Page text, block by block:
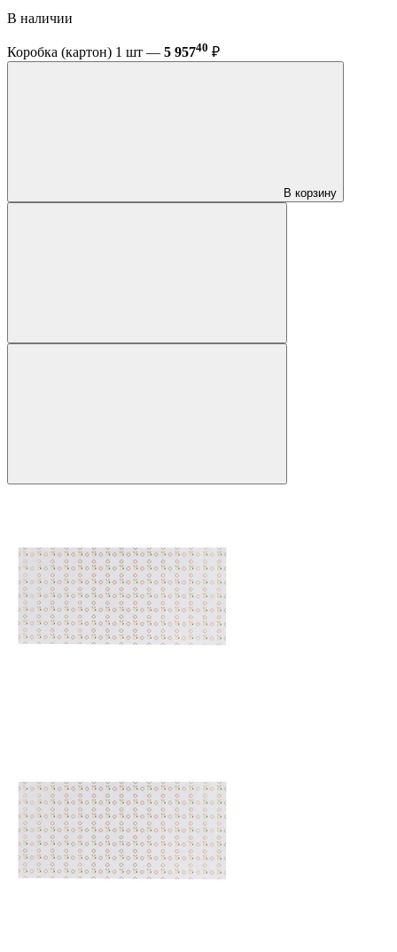
В наличии
Коробка (картон) 1 шт — 5 95740 ₽
В корзину